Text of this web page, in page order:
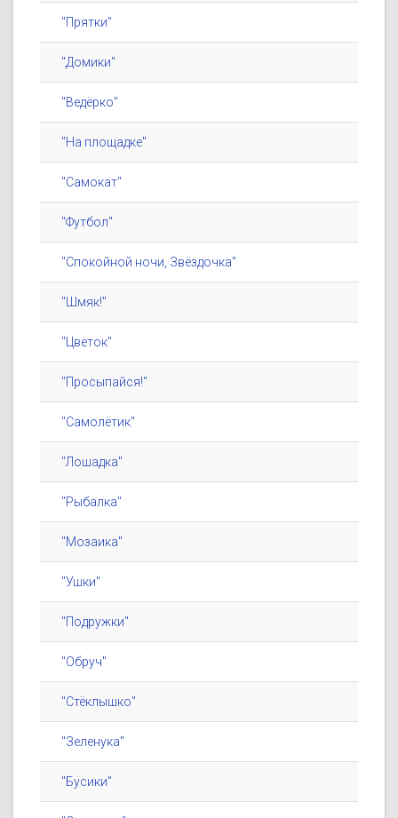
"Прятки"
"Домики"
"Ведёрко"
"На площадке"
"Самокат"
"Футбол"
"Спокойной ночи, Звёздочка"
"Шмяк!"
"Цветок"
"Просыпайся!"
"Самолётик"
"Лошадка"
"Рыбалка"
"Мозаика"
"Ушки"
"Подружки"
"Обруч"
"Стёклышко"
"Зеленука"
"Бусики"